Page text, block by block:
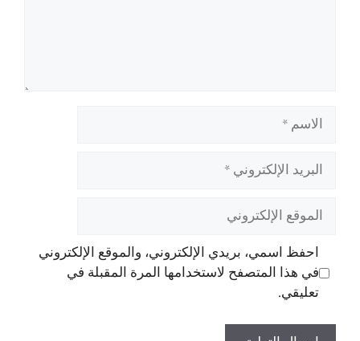
الاسم
البريد
الإلكتروني
الموقع
الإلكتروني
احفظ اسمي، بريدي الإلكتروني، والموقع الإلكتروني
في هذا المتصفح لاستخدامها المرة المقبلة في
تعليقي.